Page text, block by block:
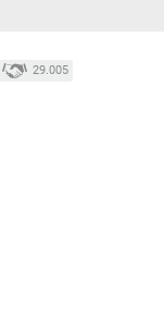
29.005